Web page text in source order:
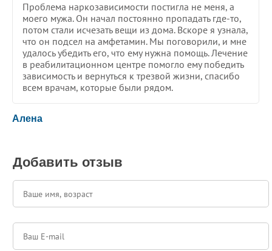
Проблема наркозависимости постигла не меня, а
моего мужа. Он начал постоянно пропадать где-то,
потом стали исчезать вещи из дома. Вскоре я узнала,
что он подсел на амфетамин. Мы поговорили, и мне
удалось убедить его, что ему нужна помощь. Лечение
в реабилитационном центре помогло ему победить
зависимость и вернуться к трезвой жизни, спасибо
всем врачам, которые были рядом.
Алена
Добавить отзыв